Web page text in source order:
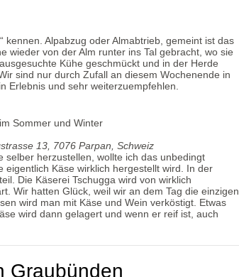
kennen. Alpabzug oder Almabtrieb, gemeint ist das
wieder von der Alm runter ins Tal gebracht, wo sie
Kühe geschmückt und in der Herde
sind nur durch Zufall an diesem Wochenende in
Erlebnis und sehr weiterzuempfehlen.
13, 7076 Parpan, Schweiz
selber herzustellen, wollte ich das unbedingt
Käse wirklich hergestellt wird. In der
Die Käserei Tschugga wird von wirklich
Wir hatten Glück, weil wir an dem Tag die einzigen
wird man mit Käse und Wein verköstigt. Etwas
wird dann gelagert und wenn er reif ist, auch
Graubünden